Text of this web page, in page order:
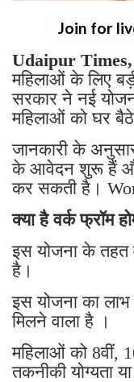
Join for
Udaipur
महिलाओं के लिए
सरकार ने नई
महिलाओं को घर बैठे
जानकारी के
के आवेदन शुरू हैं
कर सकती है।
क्या है वर्क फ्रॉम
इस योजना के तहत
है।
इस योजना का
मिलने वाला है ।
महिलाओं को 8वीं,
तकनीकी योग्यता